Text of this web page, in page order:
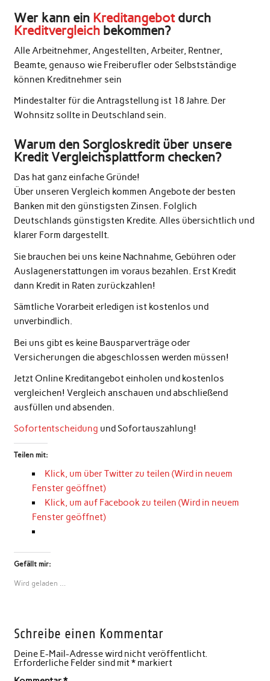
Wer kann ein Kreditangebotdurch
Kreditvergleichbekommen?
Alle Arbeitnehmer, Angestellten, Arbeiter, Rentner,
Beamte, genauso wie Freiberufler oder Selbstständige
können Kreditnehmer sein
Mindestalter für die Antragstellung ist 18 Jahre. Der
Wohnsitz sollte in Deutschland sein.
Warum den Sorgloskredit über unsere
Kredit Vergleichsplattform checken?
Das hat ganz einfache Gründe!
Über unseren Vergleich kommen Angebote der besten
Banken mit den günstigsten Zinsen. Folglich
Deutschlands günstigsten Kredite. Alles übersichtlich und
klarer Form dargestellt.
Sie brauchen bei uns keine Nachnahme, Gebühren oder
Auslagenerstattungen im voraus bezahlen. Erst Kredit
dann Kredit in Raten zurückzahlen!
Sämtliche Vorarbeit erledigen ist kostenlos und
unverbindlich.
Bei uns gibt es keine Bausparverträge oder
Versicherungen die abgeschlossen werden müssen!
Jetzt Online Kreditangebot einholen und kostenlos
vergleichen! Vergleich anschauen und abschließend
ausfüllen und absenden.
Sofortentscheidung und Sofortauszahlung!
Teilen mit:
Klick, um über Twitter zu teilen (Wird in neuem
Fenster geöffnet)
Klick, um auf Facebook zu teilen (Wird in neuem
Fenster geöffnet)
Gefällt mir:
Wird geladen …
Schreibe einen Kommentar
Deine E-Mail-Adresse wird nicht veröffentlicht.
Erforderliche Felder sind mit*markiert